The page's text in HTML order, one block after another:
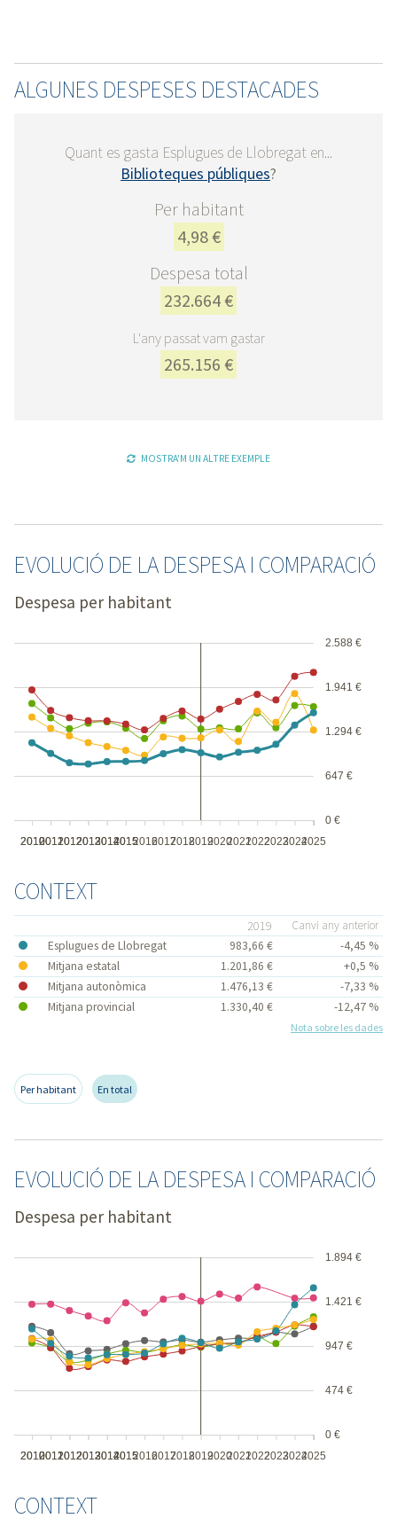
ALGUNES DESPESES DESTACADES
Quant es gasta Esplugues de Llobregat en...
Biblioteques públiques?
Per habitant
4,98 €
Despesa total
232.664 €
L'any passat vam gastar
265.156 €
MOSTRA'M UN ALTRE EXEMPLE
EVOLUCIÓ DE LA DESPESA I COMPARACIÓ
201020112012201320142015
2010201120122013201420152016201720182019202020212022202320242025
0 €
647 €
1.294 €
1.941 €
2.588 €
Despesa per habitant
CONTEXT
2019
Canvi any anterior
Esplugues de Llobregat
983,66 €
-4,45 %
Mitjana estatal
1.201,86 €
+0,5 %
Mitjana autonòmica
1.476,13 €
-7,33 %
Mitjana provincial
1.330,40 € -12,47 %
Nota sobre les dades
Per habitant En total
EVOLUCIÓ DE LA DESPESA I COMPARACIÓ
201020112012201320142015
2010201120122013201420152016201720182019202020212022202320242025
0 €
474 €
947 €
1.421 €
1.894 €
Despesa per habitant
CONTEXT